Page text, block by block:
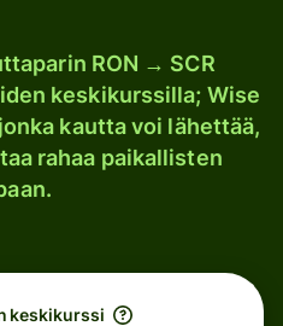
RON → SCR
keskikurssilla; Wise
kautta voi lähettää,
rahaa paikallisten
keskikurssi